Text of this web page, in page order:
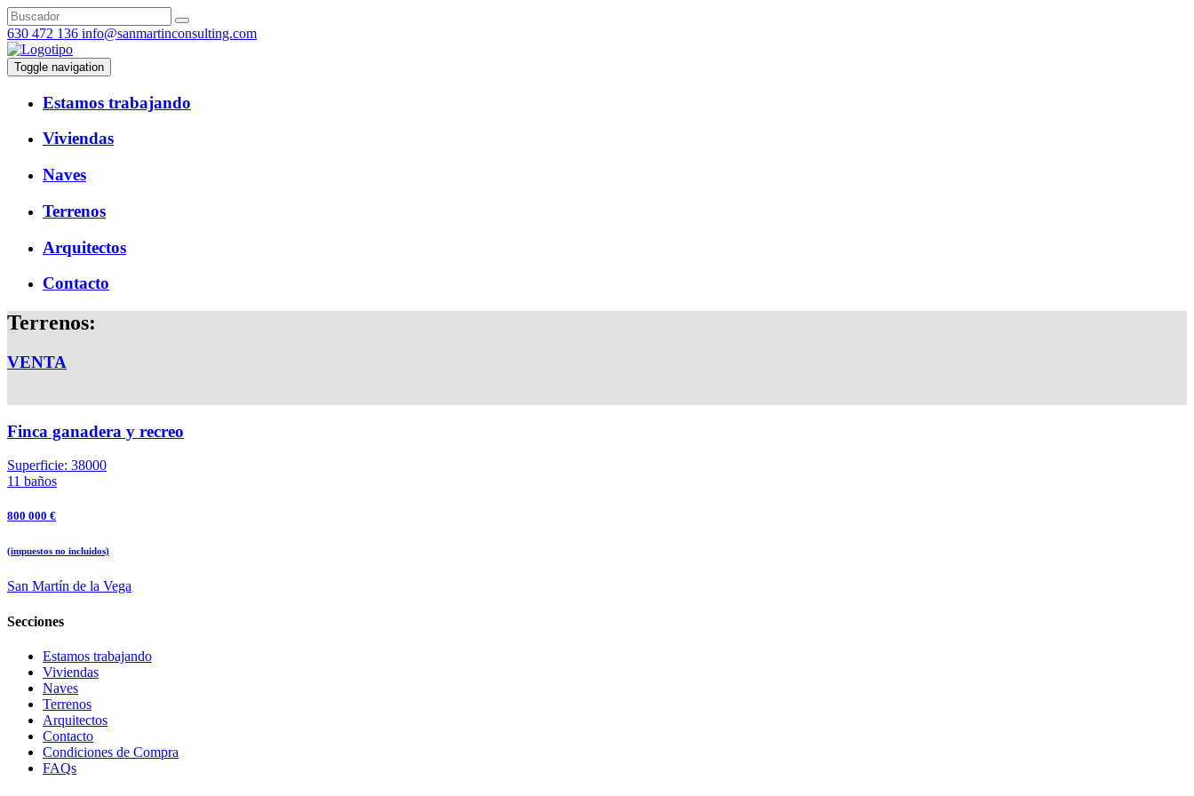
630 472 136 info@sanmartinconsulting.com
Toggle navigation
Estamos trabajando
Viviendas
Naves
Terrenos
Arquitectos
Contacto
Terrenos:
VENTA
Finca ganadera y recreo
Superficie: 38000
11 baños
800 000 €
(impuestos no incluidos)
San Martín de la Vega
Secciones
Estamos trabajando
Viviendas
Naves
Terrenos
Arquitectos
Contacto
Condiciones de Compra
FAQs